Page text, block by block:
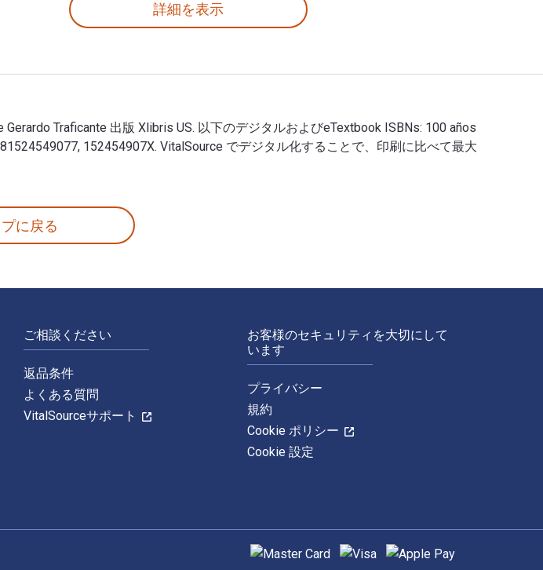
詳細を表示
Traficante 出版 Xlibris US. 以下のデジタルおよびeTextbook ISBNs: 100 años
152454907X. VitalSource でデジタル化することで、印刷に比べて最大
プに戻る
ご相談ください
返品条件
よくある質問
VitalSourceサポート
お客様のセキュリティを大切にして
います
プライバシー
規約
Cookie ポリシー
Cookie 設定
サポートされている支払い方法